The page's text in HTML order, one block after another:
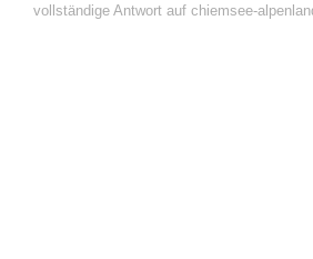
vollständige Antwort auf chiemsee-